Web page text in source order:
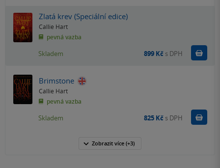
Zlatá krev (Speciální edice)
Callie Hart
pevná vazba
Skladem 899 Kč s DPH
Brimstone
Callie Hart
pevná vazba
Skladem 825 Kč s DPH
Zobrazit více (+3)